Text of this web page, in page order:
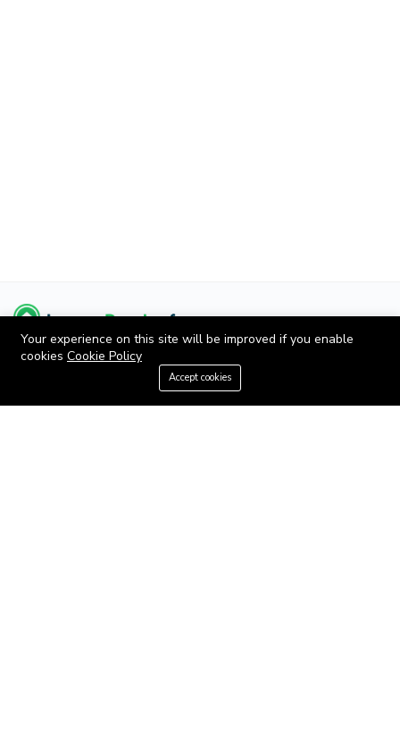
Hotline:+33961635750
Your experience on this site will be improved if you enable
cookies Cookie Policy
Accept cookies